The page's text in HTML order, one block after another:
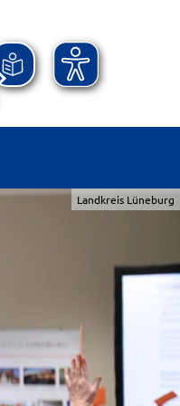
Landkreis Lüneburg